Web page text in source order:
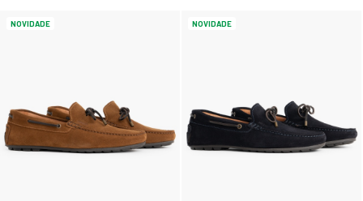
NOVIDADE NOVIDADE